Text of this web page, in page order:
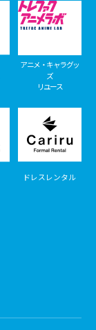
アニメ・キャラグッ
ズ
リユース
ドレスレンタル